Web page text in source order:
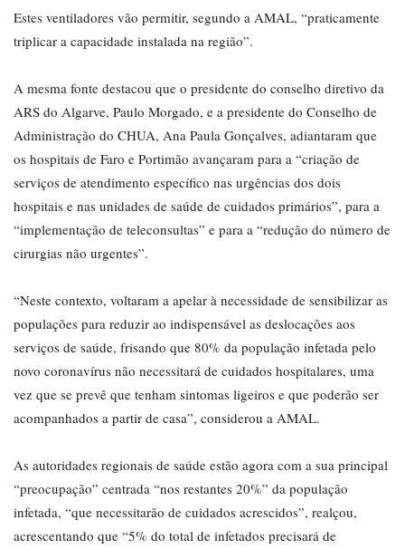
Estes ventiladores vão permitir, segundo a AMAL, “praticamente
triplicar a capacidade instalada na região”.
A mesma fonte destacou que o presidente do conselho diretivo da
ARS do Algarve, Paulo Morgado, e a presidente do Conselho de
Administração do CHUA, Ana Paula Gonçalves, adiantaram que
os hospitais de Faro e Portimão avançaram para a “criação de
serviços de atendimento específico nas urgências dos dois
hospitais e nas unidades de saúde de cuidados primários”, para a
“implementação de teleconsultas” e para a “redução do número de
cirurgias não urgentes”.
“Neste contexto, voltaram a apelar à necessidade de sensibilizar as
populações para reduzir ao indispensável as deslocações aos
serviços de saúde, frisando que 80% da população infetada pelo
novo coronavírus não necessitará de cuidados hospitalares, uma
vez que se prevê que tenham sintomas ligeiros e que poderão ser
acompanhados a partir de casa”, considerou a AMAL.
As autoridades regionais de saúde estão agora com a sua principal
“preocupação” centrada “nos restantes 20%” da população
infetada, “que necessitarão de cuidados acrescidos”, realçou,
acrescentando que “5% do total de infetados precisará de